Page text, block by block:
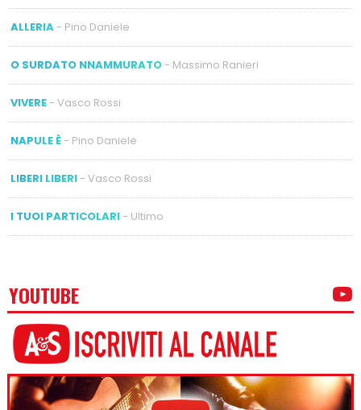
ALLERIA- Pino Daniele
O SURDATO NNAMMURATO- Massimo Ranieri
VIVERE- Vasco Rossi
NAPULE È- Pino Daniele
LIBERI LIBERI- Vasco Rossi
I TUOI PARTICOLARI- Ultimo
YOUTUBE